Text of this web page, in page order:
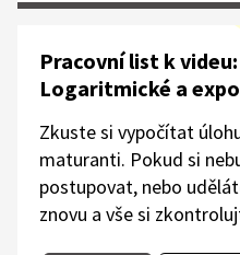
Pracovní list k
Logaritmické a
Zkuste si vypočítat
maturanti. Pokud si
postupovat, nebo
znovu a vše si